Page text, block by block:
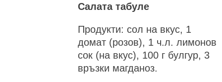
Салата табуле
Продукти: сол на вкус, 1
домат (розов), 1 ч.л. лимонов
сок (на вкус), 100 г булгур, 3
връзки магданоз.